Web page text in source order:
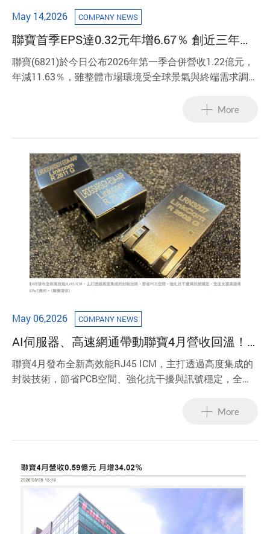
May 14,2026 COMPANY NEWS
聯寶首季EPS達0.32元年增6.67％ 創近三年同
期新高
聯寶(6821)於今日公布2026年第一季合併營收1.22億元，
年減11.63％，雖整體市場環境受全球景氣與終端需求調整
帶動整體獲利表現逆勢成長，第一季稅後淨利978萬元，
並創近三年同期新高表現，不僅展現公司持續強化營運體
質與提升獲利品質的成效，也反應在磁性元件核心技術與
市場布局上的穩健競爭優勢。
More
May 06,2026 COMPANY NEWS
AI伺服器、高速網通帶動聯寶4月營收回溫！
矽光子、低軌衛星送樣中，下半年拚小量出貨
聯寶4月發布全新高效能RJ45 ICM，主打透過高度集成的
封裝技術，節省PCB空間、強化抗干擾與訊號穩定，全面
More